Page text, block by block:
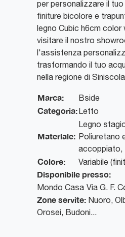
per personalizzare il
finiture bicolore e
legno Cubic h6cm color
visitare il nostro
l'assistenza
trasformando il tuo
nella regione di
Marca: Bside
Categoria:Letto
Materiale:
Legno
Poliuretano
accoppiato,
Colore: Variabile
Disponibile presso:
Mondo Casa Via G. F.
Zone servite: Nuoro,
Orosei, Budoni...